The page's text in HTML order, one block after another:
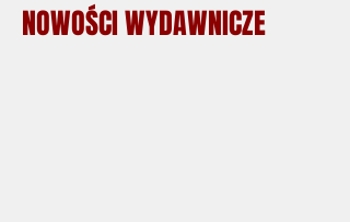
NOWOŚCI WYDAWNICZE